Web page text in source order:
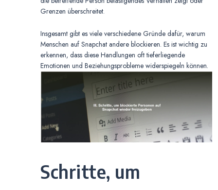
Grenzen überschreitet.
Insgesamt gibt es viele verschiedene Gründe dafür, warum
Menschen auf Snapchat andere blockieren. Es ist wichtig zu
erkennen, dass diese Handlungen oft tieferliegende
Emotionen und Beziehungsprobleme widerspiegeln können.
Schritte, um